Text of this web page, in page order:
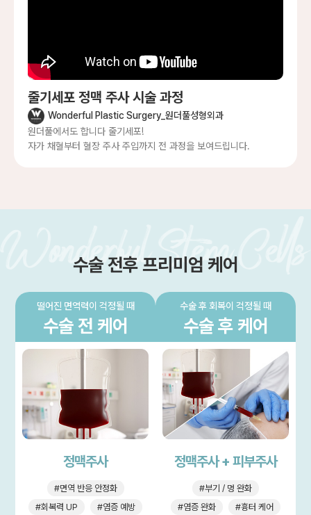
줄기세포 정맥 주사 시술 과정
Wonderful Plastic Surgery_원더풀성형외과
원더풀에서도 합니다 줄기세포!
자가 채혈부터 혈장 주사 주입까지 전 과정을 보여드립니다.
수술 전후 프리미엄 케어
떨어진 면역력이 걱정될 때
수술 전 케어
정맥주사
#면역 반응 안정화
#회복력 UP
#염증 예방
수술 후 회복이 걱정될 때
수술 후 케어
정맥주사 + 피부주사
#부기 / 멍 완화
#염증 완화
#흉터 케어